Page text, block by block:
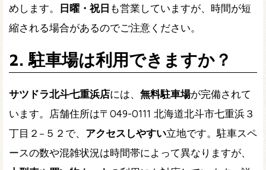
めします。 日曜・祝日 も営業していますが、時間が短
縮される場合があるのでご注意ください。
2. 駐車場は利用できますか？
サツドラ北斗七重浜店には、 無料駐車場が完備されて
います。店舗住所は〒049-0111 北海道北斗市七重浜３
丁目２−５２で、 アクセスしやすい立地です。駐車スペ
ースの数や混雑状況は時間帯によって異なりますが、